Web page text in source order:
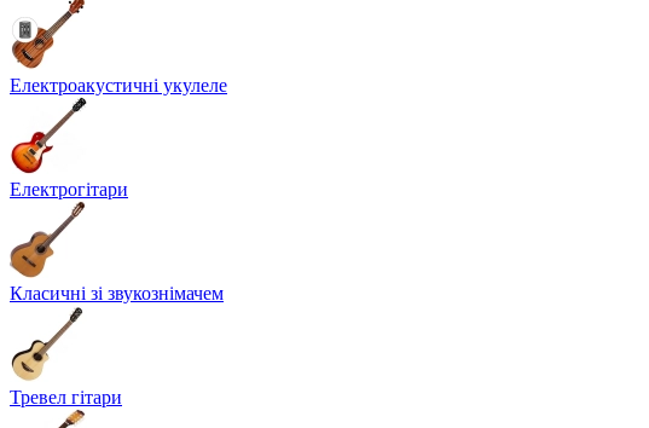
Електроакустичні укулеле
Електрогітари
Класичні зі звукознімачем
Тревел гітари